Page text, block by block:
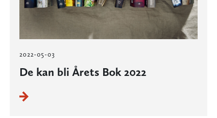
2022-05-03
De kan bli Årets Bok 2022